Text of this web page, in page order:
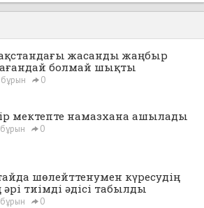
жасанды жаңбыр
болмай шықты
0
мектепте намазхана ашылады
0
шөлейттенумен күресудің
тиімді әдісі табылды
0